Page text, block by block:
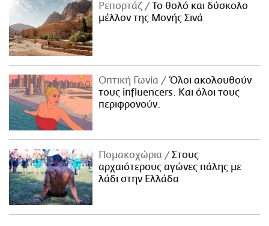
Ρεπορτάζ
Το θολό και δύσκολο
μέλλον της Μονής Σινά
Οπτική Γωνία
Όλοι ακολουθούν
τους influencers. Και όλοι τους
περιφρονούν.
Πομακοχώρια
Στους
αρχαιότερους αγώνες πάλης με
λάδι στην Ελλάδα